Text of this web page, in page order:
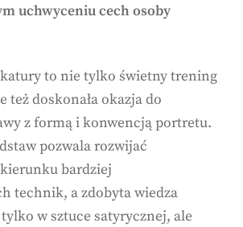
uchwyceniu cech osoby
to nie tylko świetny trening
też doskonała okazja do
z formą i konwencją portretu.
pozwala rozwijać
bardziej
technik, a zdobyta wiedza
w sztuce satyrycznej, ale